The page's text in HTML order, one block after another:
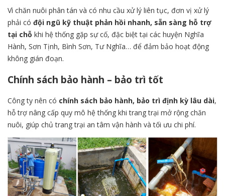
Vì chăn nuôi phân tán và có nhu cầu xử lý liên tục, đơn vị xử lý
phải có đội ngũ kỹ thuật phản hồi nhanh, sẵn sàng hỗ trợ
tại chỗ khi hệ thống gặp sự cố, đặc biệt tại các huyện Nghĩa
Hành, Sơn Tịnh, Bình Sơn, Tư Nghĩa… để đảm bảo hoạt động
không gián đoạn.
Chính sách bảo hành – bảo trì tốt
Công ty nên có chính sách bảo hành, bảo trì định kỳ lâu dài,
hỗ trợ nâng cấp quy mô hệ thống khi trang trại mở rộng chăn
nuôi, giúp chủ trang trại an tâm vận hành và tối ưu chi phí.